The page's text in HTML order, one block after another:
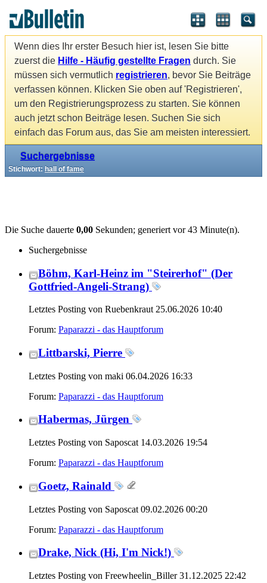
Wenn dies Ihr erster Besuch hier ist, lesen Sie bitte
zuerst die Hilfe - Häufig gestellte Fragen durch. Sie
müssen sich vermutlich registrieren, bevor Sie Beiträge
verfassen können. Klicken Sie oben auf 'Registrieren',
um den Registrierungsprozess zu starten. Sie können
auch jetzt schon Beiträge lesen. Suchen Sie sich
einfach das Forum aus, das Sie am meisten interessiert.
Suchergebnisse
Stichwort: hall of fame
Die Suche dauerte 0,00 Sekunden; generiert vor 43 Minute(n).
Suchergebnisse
Böhm, Karl-Heinz im "Steirerhof" (Der
Gottfried-Angeli-Strang)
Letztes Posting von Ruebenkraut 25.06.2026 10:40
Forum: Paparazzi - das Hauptforum
Littbarski, Pierre
Letztes Posting von maki 06.04.2026 16:33
Forum: Paparazzi - das Hauptforum
Habermas, Jürgen
Letztes Posting von Saposcat 14.03.2026 19:54
Forum: Paparazzi - das Hauptforum
Goetz, Rainald
Letztes Posting von Saposcat 09.02.2026 00:20
Forum: Paparazzi - das Hauptforum
Drake, Nick (Hi, I'm Nick!)
Letztes Posting von Freewheelin_Biller 31.12.2025 22:42